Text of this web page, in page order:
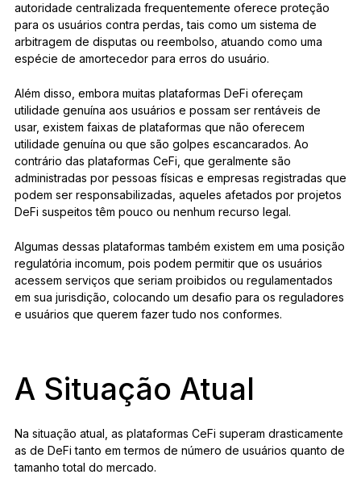
autoridade centralizada frequentemente oferece proteção
para os usuários contra perdas, tais como um sistema de
arbitragem de disputas ou reembolso, atuando como uma
espécie de amortecedor para erros do usuário.
Além disso, embora muitas plataformas DeFi ofereçam
utilidade genuína aos usuários e possam ser rentáveis de
usar, existem faixas de plataformas que não oferecem
utilidade genuína ou que são golpes escancarados. Ao
contrário das plataformas CeFi, que geralmente são
administradas por pessoas físicas e empresas registradas que
podem ser responsabilizadas, aqueles afetados por projetos
DeFi suspeitos têm pouco ou nenhum recurso legal.
Algumas dessas plataformas também existem em uma posição
regulatória incomum, pois podem permitir que os usuários
acessem serviços que seriam proibidos ou regulamentados
em sua jurisdição, colocando um desafio para os reguladores
e usuários que querem fazer tudo nos conformes.
A Situação Atual
Na situação atual, as plataformas CeFi superam drasticamente
as de DeFi tanto em termos de número de usuários quanto de
tamanho total do mercado.